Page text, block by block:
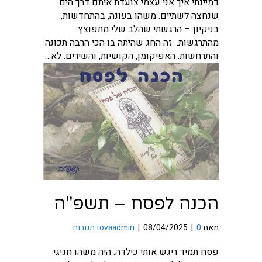
שנחצה לשתיים. משהו בעונה, בהתחדשות,
בניקיון – הרגשתי שהלב שלי מתפוצץ
מהתרגשות. זה החג שהיתה בו הכי הרבה תכונה
והתרחשות. האפיקומן, הקושיות, והשירים. לא…
הכנה לפסח – תשפ"ה
מאת tovaadmin | 08/04/2025 | 0 תגובות
פסח תמיד ריגש אותי כילדה. היה משהו חגיגי